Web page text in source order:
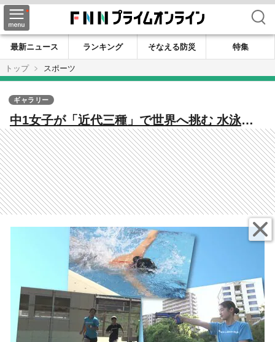
検索
最新ニュース ランキング そなえる防災
特集
トップ
スポーツ
中1女子が「近代三種」で世界へ挑む 水泳・
射撃・ランの3種目で競い「世界でも輝ける選
手に」12歳以下女子トライアスロンは全国1
位！
ギャラリー